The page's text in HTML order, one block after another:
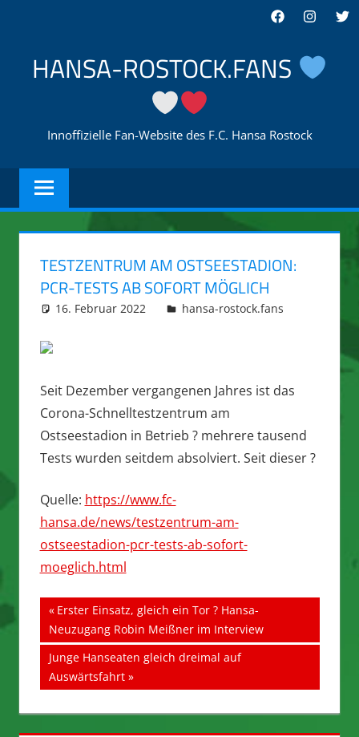
springen
Facebook
HANSA-ROSTOCK.FANS
Innoffizielle Fan-Website des F.C. Hansa Rostock
TESTZENTRUM AM OSTSEESTADION:
PCR-TESTS AB SOFORT MÖGLICH
16. Februar 2022 integromat
hansa-rostock.fans
Seit Dezember vergangenen Jahres ist das
Corona-Schnelltestzentrum am
Ostseestadion in Betrieb ? mehrere tausend
Tests wurden seitdem absolviert. Seit dieser ?
Quelle: https://www.fc-
hansa.de/news/testzentrum-am-
ostseestadion-pcr-tests-ab-sofort-
moeglich.html
Beitragsnavigation
Vorheriger
Beitrag:
Erster Einsatz, gleich ein Tor ? Hansa-
Neuzugang Robin Meißner im Interview
Nächster
Beitrag:
Junge Hanseaten gleich dreimal auf
Auswärtsfahrt